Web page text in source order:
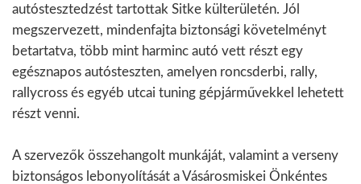
autóstesztedzést tartottak Sitke külterületén. Jól
megszervezett, mindenfajta biztonsági követelményt
betartatva, több mint harminc autó vett részt egy
egésznapos autósteszten, amelyen roncsderbi, rally,
rallycross és egyéb utcai tuning gépjárművekkel lehetett
részt venni.
A szervezők összehangolt munkáját, valamint a verseny
biztonságos lebonyolítását a Vásárosmiskei Önkéntes